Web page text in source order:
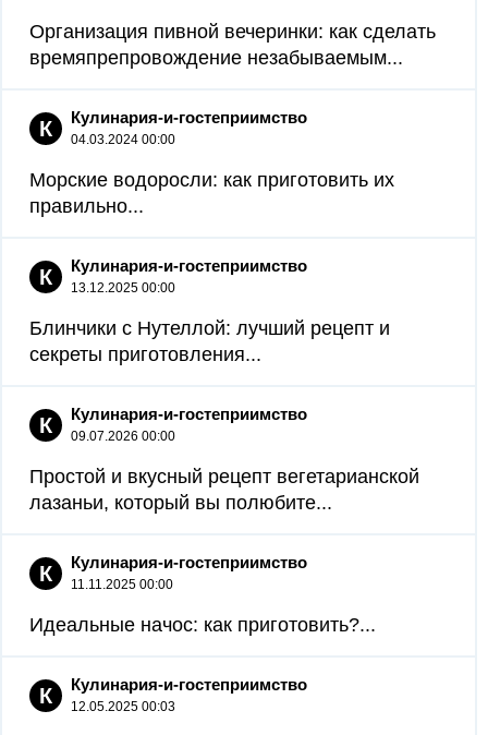
Организация пивной вечеринки: как сделать
времяпрепровождение незабываемым...
К Кулинария-и-гостеприимство
04.03.2024 00:00
Морские водоросли: как приготовить их
правильно...
К Кулинария-и-гостеприимство
13.12.2025 00:00
Блинчики с Нутеллой: лучший рецепт и
секреты приготовления...
К Кулинария-и-гостеприимство
09.07.2026 00:00
Простой и вкусный рецепт вегетарианской
лазаньи, который вы полюбите...
К Кулинария-и-гостеприимство
11.11.2025 00:00
Идеальные начос: как приготовить?...
К Кулинария-и-гостеприимство
12.05.2025 00:03